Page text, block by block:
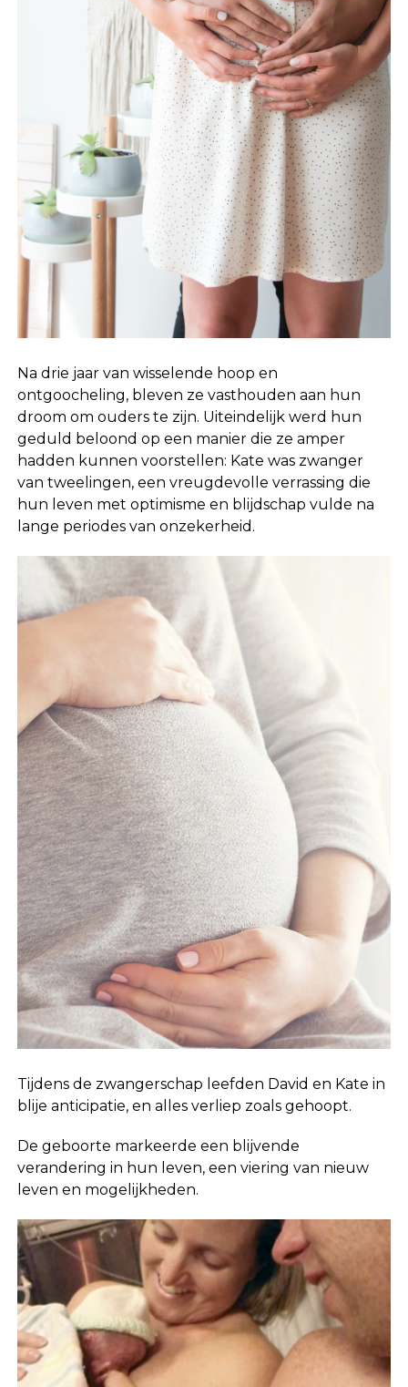
Na drie jaar van wisselende hoop en
ontgoocheling, bleven ze vasthouden aan hun
droom om ouders te zijn. Uiteindelijk werd hun
geduld beloond op een manier die ze amper
hadden kunnen voorstellen: Kate was zwanger
van tweelingen, een vreugdevolle verrassing die
hun leven met optimisme en blijdschap vulde na
lange periodes van onzekerheid.
Tijdens de zwangerschap leefden David en Kate in
blije anticipatie, en alles verliep zoals gehoopt.
De geboorte markeerde een blijvende
verandering in hun leven, een viering van nieuw
leven en mogelijkheden.